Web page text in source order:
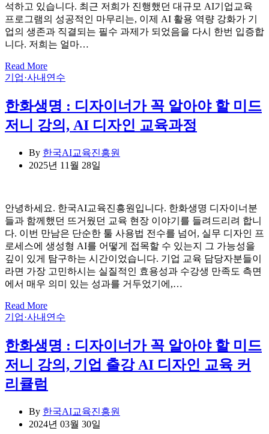
석하고 있습니다. 최근 저희가 진행했던 대규모 AI기업교육
프로그램의 성공적인 마무리는, 이제 AI 활용 역량 강화가 기
업의 생존과 직결되는 필수 과제가 되었음을 다시 한번 입증합
니다. 저희는 얼마…
Read More
Categories
기업·사내연수
한화생명 : 디자이너가 꼭 알아야 할 미드
저니 강의, AI 디자인 교육과정
By 한국AI교육진흥원
2025년 11월 28일
안녕하세요. 한국AI교육진흥원입니다. 한화생명 디자이너분
들과 함께했던 뜨거웠던 교육 현장 이야기를 들려드리려 합니
다. 이번 만남은 단순한 툴 사용법 전수를 넘어, 실무 디자인 프
로세스에 생성형 AI를 어떻게 접목할 수 있는지 그 가능성을
깊이 있게 탐구하는 시간이었습니다. 기업 교육 담당자분들이
라면 가장 고민하시는 실질적인 효용성과 수강생 만족도 측면
에서 매우 의미 있는 성과를 거두었기에,…
Read More
Categories
기업·사내연수
한화생명 : 디자이너가 꼭 알아야 할 미드
저니 강의, 기업 출강 AI 디자인 교육 커
리큘럼
By 한국AI교육진흥원
2024년 03월 30일